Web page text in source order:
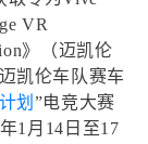
VR
》（迈凯伦
凯伦车队赛车
划 ”电竞大赛
1月14日至17